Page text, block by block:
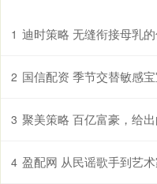
1 迪时策略 无缝衔接母乳的
2 国信配资 季节交替敏感宝宝的
3 聚美策略 百亿富豪，给
4 盈配网 从民谣歌手到艺